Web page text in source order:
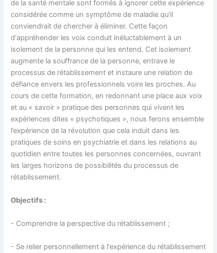
de la santé mentale sont formés à ignorer cette expérience
considérée comme un symptôme de maladie qu'il
conviendrait de chercher à éliminer. Cette façon
d'appréhender les voix conduit inéluctablement à un
isolement de la personne qui les entend. Cet isolement
augmente la souffrance de la personne, entrave le
processus de rétablissement et instaure une relation de
défiance envers les professionnels voire les proches. Au
cours de cette formation, en redonnant une place aux voix
et au « savoir » pratique des personnes qui vivent les
expériences dites « psychotiques », nous ferons ensemble
l’expérience de la révolution que cela induit dans les
pratiques de soins en psychiatrie et dans les relations au
quotidien entre toutes les personnes concernées, ouvrant
les larges horizons de possibilités du processus de
rétablissement.
Objectifs :
- Comprendre la perspective du rétablissement ;
- Se relier personnellement à l'expérience du rétablissement